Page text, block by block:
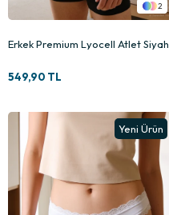
2
Erkek Premium Lyocell Atlet Siyah
549,90 TL
Yeni Ürün